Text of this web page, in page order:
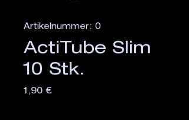
Artikelnummer: 0
ActiTube Slim
10 Stk.
1,90 €Preis